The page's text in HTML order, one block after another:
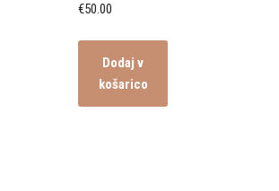
€50.00
Dodaj v
košarico